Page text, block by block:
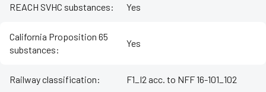
REACH SVHC substances: Yes
California Proposition 65
substances:
Yes
Railway classification: F1_I2 acc. to NFF 16-101_102